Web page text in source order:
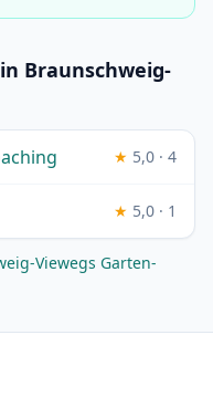
Braunschweig-
★ 5,0 · 4
★ 5,0 · 1
Viewegs Garten-